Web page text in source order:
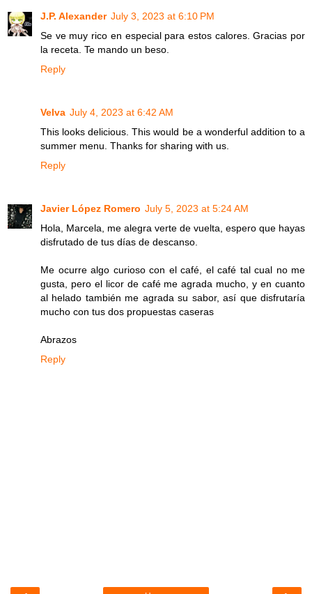
J.P. Alexander July 3, 2023 at 6:10 PM
Se ve muy rico en especial para estos calores. Gracias por
la receta. Te mando un beso.
Reply
Velva July 4, 2023 at 6:42 AM
This looks delicious. This would be a wonderful addition to a
summer menu. Thanks for sharing with us.
Reply
Javier López Romero July 5, 2023 at 5:24 AM
Hola, Marcela, me alegra verte de vuelta, espero que hayas
disfrutado de tus días de descanso.
Me ocurre algo curioso con el café, el café tal cual no me
gusta, pero el licor de café me agrada mucho, y en cuanto
al helado también me agrada su sabor, así que disfrutaría
mucho con tus dos propuestas caseras
Abrazos
Reply